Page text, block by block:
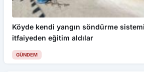
Köyde kendi yangın söndürme
itfaiyeden eğitim aldılar
GÜNDEM